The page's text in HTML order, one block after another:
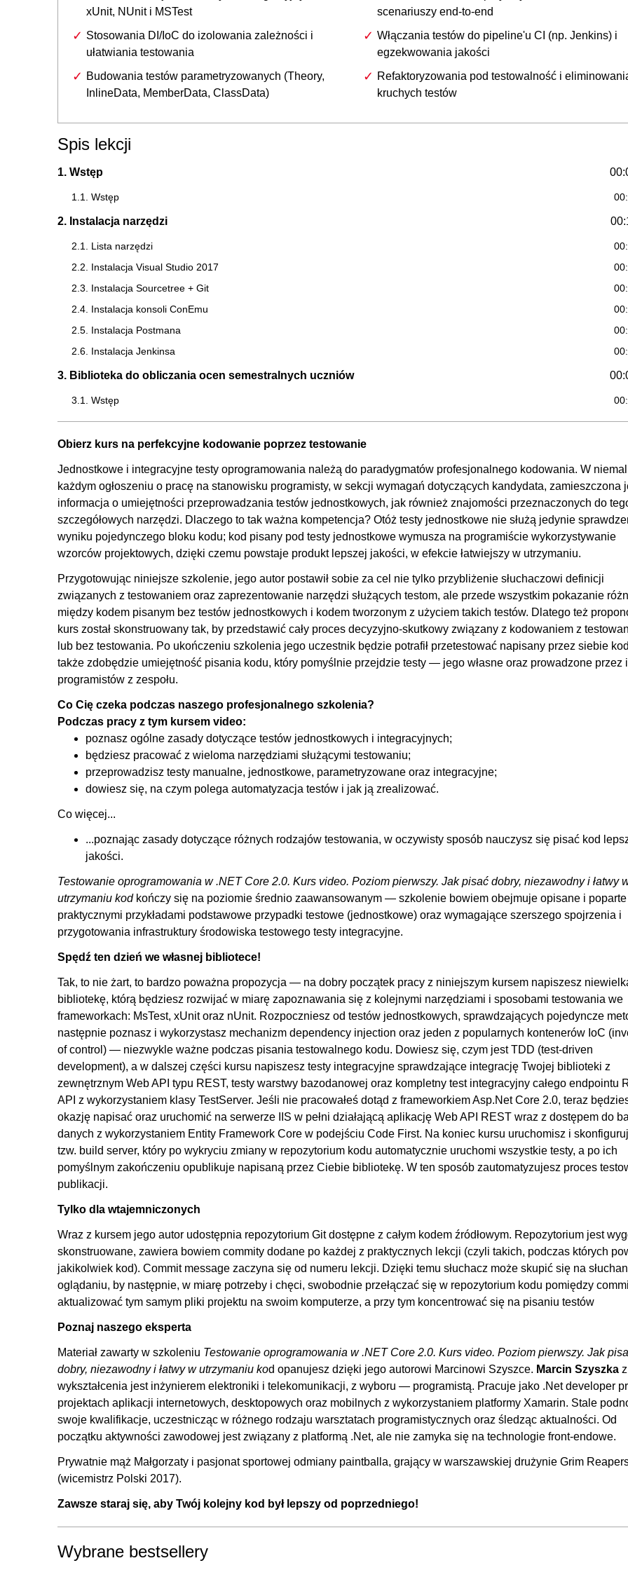
xUnit, NUnit i MSTest
Stosowania DI/IoC do izolowania zależności i
ułatwiania testowania
Budowania testów parametryzowanych (Theory,
InlineData, MemberData, ClassData)
scenariuszy end-to-end
Włączania testów do pipeline'u CI (np. Jenkins) i
egzekwowania jakości
Refaktoryzowania pod testowalność i
kruchych testów
Spis lekcji
1. Wstęp
1.1. Wstęp
2. Instalacja narzędzi
2.1. Lista narzędzi
2.2. Instalacja Visual Studio 2017
2.3. Instalacja Sourcetree + Git
2.4. Instalacja konsoli ConEmu
2.5. Instalacja Postmana
2.6. Instalacja Jenkinsa
3. Biblioteka do obliczania ocen semestralnych uczniów
3.1. Wstęp
3.2. Wymagania biznesowe biblioteki
3.3. Implementacja biblioteki
4. Testy manualne
4.1. Wstęp
4.2. Przegląd dostępnych rozwiązań
4.3. C# Interactive
4.4. Aplikacja konsolowa
5. Testy jednostkowe
5.1. Wstęp
5.2. Test biblioteki poprzez test jednostkowy
5.3. Definicja i zasady testu jednostkowego
5.4. Framework MSTest
5.5. Tworzenie projektu MSTest i uruchamianie testów z poziomu CMD
5.6. Framework xUnit
5.7. Tworzenie projektu xUnit w VS i pisanie testu jednostkowego
5.8. Tworzenie projektu xUnit i uruchamianie testów z poziomu CMD
5.9. Framework nUnit
5.10. Tworzenie projektu nUnit i uruchamianie testów z poziomu CMD
6. Testy parametryzowane
6.1. Wstęp
6.2. Zmiany w napisanej bibliotece
6.3. Testy parametryzowane typami prostymi w MSTest (DataRow)
6.4. Testy parametryzowane typami prostymi w xUnit (InlineData)
6.5. Testy parametryzowane typami złożonymi w xUnit (ClassData)
6.8. Testy parametryzowane typami złożonymi w nUnit (TestCaseSource)
6.9. Testy parametryzowane - parametryzowanie całej klasy testów w nUnit (TestFixtureSource)
7. Polimorfizm i dependency injection
7.1. Wstęp
7.2. Nowa funkcja biblioteki - implementacja
7.3. Wprowadzenie interfejsu i test jednostkowy z zastąpieniem zależności w MSTest
7.4. Test jednostkowy z wykorzystaniem narzędzia Moq do podmiany zależności w xUnit
7.5. Test jednostkowy z wykorzystaniem narzędzia NSubstitute do podmiany w zależności w nUnit
8. Kontenery IoC
8.1. Wstęp
8.2. Przykład wykorzystania kontenera Autofac w aplikacji konsolowej
8.3. Test integracyjny sprawdzający rejestracje zależności w kontenerze
OGLĄDAJ »
9. Test-driven development
9.1. Wstęp
9.2. Opis nowej funkcji biblioteki i szkielety testów jednostkowych
9.3. Implementacja testów oraz kodu nowej funkcji
10. Aplikacja Web API Asp.Net Core
10.1. Wstęp
10.2. Utworzenie projektu aplikacji oraz dodanie kontrolera
10.3. Dodanie kontrolera z metodą przyjmującą dane oraz sprawdzenie działania narzędziem Postman
10.4. Dodanie Entity Framework Core, modelu bazodanowego oraz migracji
10.5. Implementacja logiki do zapisu danych w bazie danych
10.6. Włączenie serwera IIS i opublikowanie aplikacji Web API
11. Testy integracyjne z Web API
11.1. Wstęp
11.2. Implementacja interfejsu powstałego w wyniku dodawania nowej funkcji w podejściu TDD
Obierz kurs na perfekcyjne kodowanie poprzez testowanie
Jednostkowe i integracyjne testy oprogramowania należą do paradygmatów profesjonalnego kodowania. W niemal
każdym ogłoszeniu o pracę na stanowisku programisty, w sekcji wymagań dotyczących kandydata, zamieszczona
informacja o umiejętności przeprowadzania testów jednostkowych, jak również znajomości przeznaczonych do
szczegółowych narzędzi. Dlaczego to tak ważna kompetencja? Otóż testy jednostkowe nie służą jedynie
wyniku pojedynczego bloku kodu; kod pisany pod testy jednostkowe wymusza na programiście wykorzystywanie
wzorców projektowych, dzięki czemu powstaje produkt lepszej jakości, w efekcie łatwiejszy w utrzymaniu.
Przygotowując niniejsze szkolenie, jego autor postawił sobie za cel nie tylko przybliżenie słuchaczowi definicji
związanych z testowaniem oraz zaprezentowanie narzędzi służących testom, ale przede wszystkim pokazanie
między kodem pisanym bez testów jednostkowych i kodem tworzonym z użyciem takich testów. Dlatego też
kurs został skonstruowany tak, by przedstawić cały proces decyzyjno-skutkowy związany z kodowaniem z
lub bez testowania. Po ukończeniu szkolenia jego uczestnik będzie potrafił przetestować napisany przez siebie
także zdobędzie umiejętność pisania kodu, który pomyślnie przejdzie testy — jego własne oraz prowadzone przez
programistów z zespołu.
Co Cię czeka podczas naszego profesjonalnego szkolenia?
Podczas pracy z tym kursem video:
poznasz ogólne zasady dotyczące testów jednostkowych i integracyjnych;
będziesz pracować z wieloma narzędziami służącymi testowaniu;
przeprowadzisz testy manualne, jednostkowe, parametryzowane oraz integracyjne;
dowiesz się, na czym polega automatyzacja testów i jak ją zrealizować.
Co więcej...
...poznając zasady dotyczące różnych rodzajów testowania, w oczywisty sposób nauczysz się pisać kod
jakości.
Testowanie oprogramowania w .NET Core 2.0. Kurs video. Poziom pierwszy. Jak pisać dobry, niezawodny i łatwy
utrzymaniu kodkończy się na poziomie średnio zaawansowanym — szkolenie bowiem obejmuje opisane i poparte
praktycznymi przykładami podstawowe przypadki testowe (jednostkowe) oraz wymagające szerszego spojrzenia i
przygotowania infrastruktury środowiska testowego testy integracyjne.
Spędź ten dzień we własnej bibliotece!
Tak, to nie żart, to bardzo poważna propozycja — na dobry początek pracy z niniejszym kursem napiszesz
bibliotekę, którą będziesz rozwijać w miarę zapoznawania się z kolejnymi narzędziami i sposobami testowania we
frameworkach: MsTest, xUnit oraz nUnit. Rozpoczniesz od testów jednostkowych, sprawdzających pojedyncze
następnie poznasz i wykorzystasz mechanizm dependency injection oraz jeden z popularnych kontenerów IoC
of control) — niezwykle ważne podczas pisania testowalnego kodu. Dowiesz się, czym jest TDD (test-driven
development), a w dalszej części kursu napiszesz testy integracyjne sprawdzające integrację Twojej biblioteki z
zewnętrznym Web API typu REST, testy warstwy bazodanowej oraz kompletny test integracyjny całego endpointu
API z wykorzystaniem klasy TestServer. Jeśli nie pracowałeś dotąd z frameworkiem Asp.Net Core 2.0, teraz
okazję napisać oraz uruchomić na serwerze IIS w pełni działającą aplikację Web API REST wraz z dostępem do
danych z wykorzystaniem Entity Framework Core w podejściu Code First. Na koniec kursu uruchomisz i
tzw. build server, który po wykryciu zmiany w repozytorium kodu automatycznie uruchomi wszystkie testy, a po ich
pomyślnym zakończeniu opublikuje napisaną przez Ciebie bibliotekę. W ten sposób zautomatyzujesz proces
publikacji.
Tylko dla wtajemniczonych
Wraz z kursem jego autor udostępnia repozytorium Git dostępne z całym kodem źródłowym. Repozytorium jest
skonstruowane, zawiera bowiem commity dodane po każdej z praktycznych lekcji (czyli takich, podczas których
jakikolwiek kod). Commit message zaczyna się od numeru lekcji. Dzięki temu słuchacz może skupić się na
oglądaniu, by następnie, w miarę potrzeby i chęci, swobodnie przełączać się w repozytorium kodu pomiędzy
aktualizować tym samym pliki projektu na swoim komputerze, a przy tym koncentrować się na pisaniu testów
Poznaj naszego eksperta
Materiał zawarty w szkoleniu Testowanie oprogramowania w .NET Core 2.0. Kurs video. Poziom pierwszy. Jak
dobry, niezawodny i łatwy w utrzymaniu kod opanujesz dzięki jego autorowi Marcinowi Szyszce. Marcin Szyszka z
wykształcenia jest inżynierem elektroniki i telekomunikacji, z wyboru — programistą. Pracuje jako .Net developer
projektach aplikacji internetowych, desktopowych oraz mobilnych z wykorzystaniem platformy Xamarin. Stale
swoje kwalifikacje, uczestnicząc w różnego rodzaju warsztatach programistycznych oraz śledząc aktualności. Od
początku aktywności zawodowej jest związany z platformą .Net, ale nie zamyka się na technologie front-endowe.
Prywatnie mąż Małgorzaty i pasjonat sportowej odmiany paintballa, grający w warszawskiej drużynie Grim
(wicemistrz Polski 2017).
Zawsze staraj się, aby Twój kolejny kod był lepszy od poprzedniego!
Wybrane bestsellery